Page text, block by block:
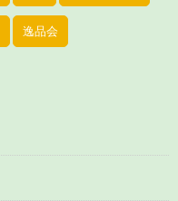
逸品会